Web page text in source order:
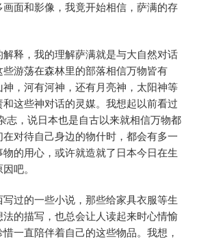
面和影像，我竟开始相信，萨满的存
释，我的理解萨满就是与大自然对话
游荡在森林里的部落相信万物皆有
，河有河神，还有月亮神，太阳神等
这些神对话的灵媒。我想起以前看过
志，说日本也是自古以来就相信万物都
对待自己身边的物什时，都会有多一
的用心，或许就造就了日本今日在生
吧。
过的一些小说，那些给家具衣服等生
的描写，也总会让人读起来时心情愉
一直陪伴着自己的这些物品。我想，